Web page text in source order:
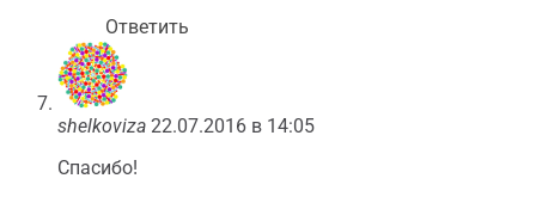
Ответить
shelkoviza 22.07.2016 в 14:05
Спасибо!